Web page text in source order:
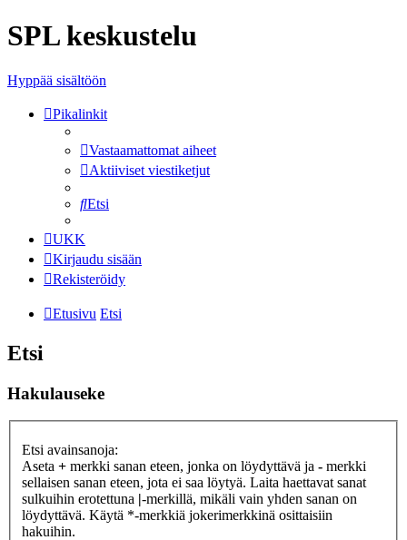
SPL keskustelu
Hyppää sisältöön
Pikalinkit
Vastaamattomat aiheet
Aktiiviset viestiketjut
Etsi
UKK
Kirjaudu sisään
Rekisteröidy
Etusivu Etsi
Etsi
Hakulauseke
Etsi avainsanoja:
Aseta + merkki sanan eteen, jonka on löydyttävä ja - merkki
sellaisen sanan eteen, jota ei saa löytyä. Laita haettavat sanat
sulkuihin erotettuna |-merkillä, mikäli vain yhden sanan on
löydyttävä. Käytä *-merkkiä jokerimerkkinä osittaisiin
hakuihin.